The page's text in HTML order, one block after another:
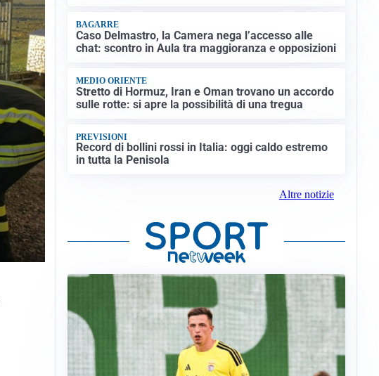
BAGARRE
Caso Delmastro, la Camera nega l’accesso alle
chat: scontro in Aula tra maggioranza e opposizioni
MEDIO ORIENTE
Stretto di Hormuz, Iran e Oman trovano un accordo
sulle rotte: si apre la possibilità di una tregua
PREVISIONI
Record di bollini rossi in Italia: oggi caldo estremo
in tutta la Penisola
Altre notizie